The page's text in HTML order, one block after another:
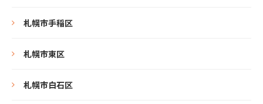
札幌市手稲区
札幌市東区
札幌市白石区